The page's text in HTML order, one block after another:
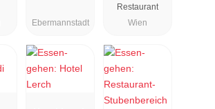
Ebermannstadt
Restaurant
Wien